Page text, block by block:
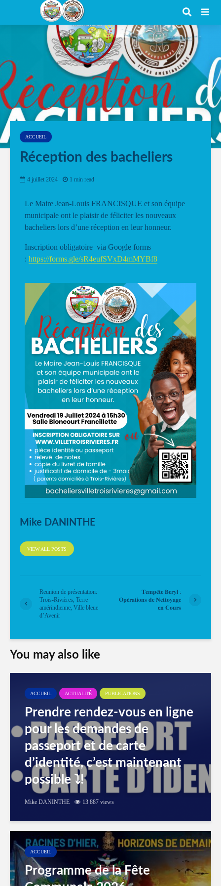
ACCUEIL
Réception des bacheliers
4 juillet 2024 1 min read
Le Maire Jean-Louis FRANCISQUE et son équipe
municipale ont le plaisir de féliciter les nouveaux
bacheliers lors d’une réception en leur honneur.
Inscription obligatoire via Google forms
: https://forms.gle/sR4eufSVxD4mMYBf8
Mike DANINTHE
VIEW ALL POSTS
Reunion de présentation:
Trois-Rivières, Terre
amérindienne, Ville bleue
d’Avenir
𝐓𝐞𝐦𝐩𝐞̂𝐭𝐞 𝐁𝐞𝐫𝐲𝐥 :
𝐎𝐩𝐞́𝐫𝐚𝐭𝐢𝐨𝐧𝐬 𝐝𝐞 𝐍𝐞𝐭𝐭𝐨𝐲𝐚𝐠𝐞
𝐞𝐧 𝐂𝐨𝐮𝐫𝐬
You may also like
ACCUEIL ACTUALITÉ PUBLICATIONS
Prendre rendez-vous en ligne
pour les demandes de
passeport et de carte
d’identité, c’est maintenant
possible ⤵️!
Mike DANINTHE 13 887 views
ACCUEIL
Programme de la Fête